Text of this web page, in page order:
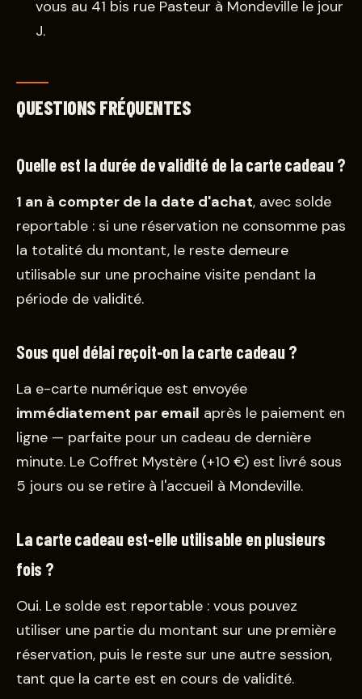
vous au 41 bis rue Pasteur à Mondeville le jour
J.
QUESTIONS FRÉQUENTES
Quelle est la durée de validité de la carte cadeau ?
1 an à compter de la date d'achat, avec solde
reportable : si une réservation ne consomme pas
la totalité du montant, le reste demeure
utilisable sur une prochaine visite pendant la
période de validité.
Sous quel délai reçoit-on la carte cadeau ?
La e-carte numérique est envoyée
immédiatement par email après le paiement en
ligne — parfaite pour un cadeau de dernière
minute. Le Coffret Mystère (+10 €) est livré sous
5 jours ou se retire à l'accueil à Mondeville.
La carte cadeau est-elle utilisable en plusieurs
fois ?
Oui. Le solde est reportable : vous pouvez
utiliser une partie du montant sur une première
réservation, puis le reste sur une autre session,
tant que la carte est en cours de validité.